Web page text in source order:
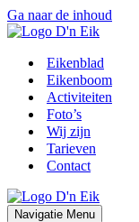
Ga naar de inhoud
Eikenblad
Eikenboom
Activiteiten
Foto’s
Wij zijn
Tarieven
Contact
Navigatie Menu